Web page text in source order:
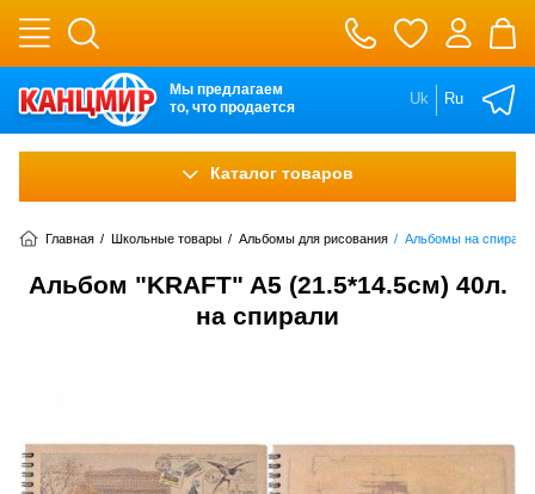
Мы предлагаем
то, что продается
Uk Ru
Каталог товаров
Главная / Школьные товары / Альбомы для рисования / Альбомы на спирали
Альбом "KRAFT" A5 (21.5*14.5см) 40л.
на спирали